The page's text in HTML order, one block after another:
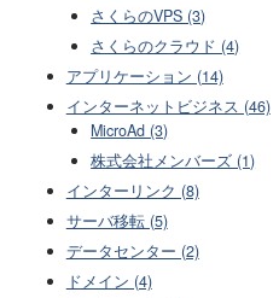
さくらのVPS (3)
さくらのクラウド (4)
アプリケーション (14)
インターネットビジネス (46)
MicroAd (3)
株式会社メンバーズ (1)
インターリンク (8)
サーバ移転 (5)
データセンター (2)
ドメイン (4)